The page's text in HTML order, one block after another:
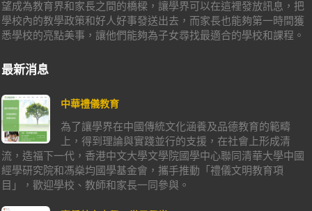
望成為教育界和家長之間的橋樑，讓學界可以在這裡發放訊息，把
學校內的教學政策和好人好事發送出去，而家長也能夠第一時間獲
悉學校的亮點美事，讓他們能夠為子女尋找最適合的學校和課程。
最新消息
中華禮儀教育
為了讓學界在中國傳統文化涵養及品德教育的範疇
上，得到理論與實踐並行的支援，在社會上形成清
流，造福下一代，香港中文大學文學院國學中心聯同清華大學中國
經學研究院和馮燊均國學基金會，攜手推動「禮儀文明教育項
目」，歡迎學校、教師和家長一同參與。